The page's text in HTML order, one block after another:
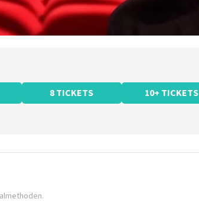
8 TICKETS
10+ TICKETS